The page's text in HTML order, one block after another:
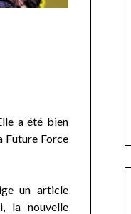
a été bien
Future Force
un article
la nouvelle